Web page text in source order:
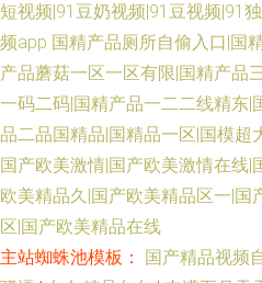
短视频|91豆奶视频|91豆视频|91
频app 国精产品厕所自偷入口|国
产品蘑菇一区一区有限|国精产品
一码二码|国精产品一二二线精东|
品二品国精品|国精品一区|国模超
国产欧美激情|国产欧美激情在线|
欧美精品久|国产欧美精品区一|国
区|国产欧美精品在线
主站蜘蛛池模板： 国产精品视频